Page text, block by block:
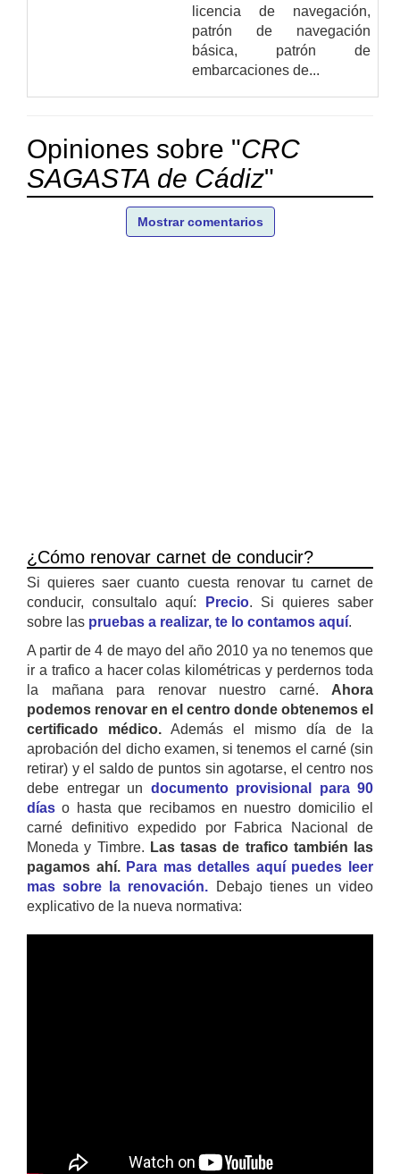
licencia de navegación,
patrón de navegación
básica, patrón de
embarcaciones de...
Opiniones sobre "CRC
SAGASTA de Cádiz"
Mostrar comentarios
¿Cómo renovar carnet de conducir?
Si quieres saer cuanto cuesta renovar tu carnet de
conducir, consultalo aquí:
Precio. Si quieres saber
sobre las pruebas a realizar, te lo contamos aquí.
A partir de 4 de mayo del año 2010 ya no tenemos que
ir a trafico a hacer colas kilométricas y perdernos toda
la mañana para renovar nuestro carné. Ahora
podemos renovar en el centro donde obtenemos el
certificado médico. Además el mismo día de la
aprobación del dicho examen, si tenemos el carné (sin
retirar) y el saldo de puntos sin agotarse, el centro nos
debe entregar un documento provisional para 90
días o hasta que recibamos en nuestro domicilio el
carné definitivo expedido por Fabrica Nacional de
Moneda y Timbre. Las tasas de trafico también las
pagamos ahí. Para mas detalles aquí puedes leer
mas sobre la renovación. Debajo tienes un video
explicativo de la nueva normativa: